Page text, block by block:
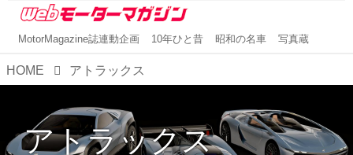
MotorMagazine誌連動企画 10年ひと昔 昭和の名車 写真蔵
HOME アトラックス
アトラックス